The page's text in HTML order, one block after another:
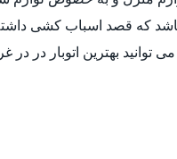
که قصد اسباب کشی داشته
بهترین اتوبار در در